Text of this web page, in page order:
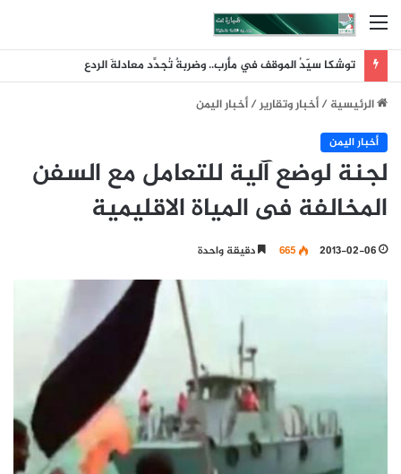
القائمة
توشكا سيّدُ الموقف في مأرب.. وضربةٌ تُجدِّد معادلةَ الردع
الرئيسية/أخبار وتقارير/أخبار اليمن
أخبار اليمن
لجنة لوضع آلية للتعامل مع السفن
المخالفة فى المياة الاقليمية
2013-02-06
665 دقيقة واحدة